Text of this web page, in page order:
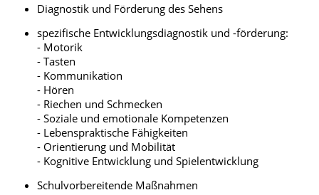
Diagnostik und Förderung des Sehens
spezifische Entwicklungsdiagnostik und -förderung:
- Motorik
- Tasten
- Kommunikation
- Hören
- Riechen und Schmecken
- Soziale und emotionale Kompetenzen
- Lebenspraktische Fähigkeiten
- Orientierung und Mobilität
- Kognitive Entwicklung und Spielentwicklung
Schulvorbereitende Maßnahmen